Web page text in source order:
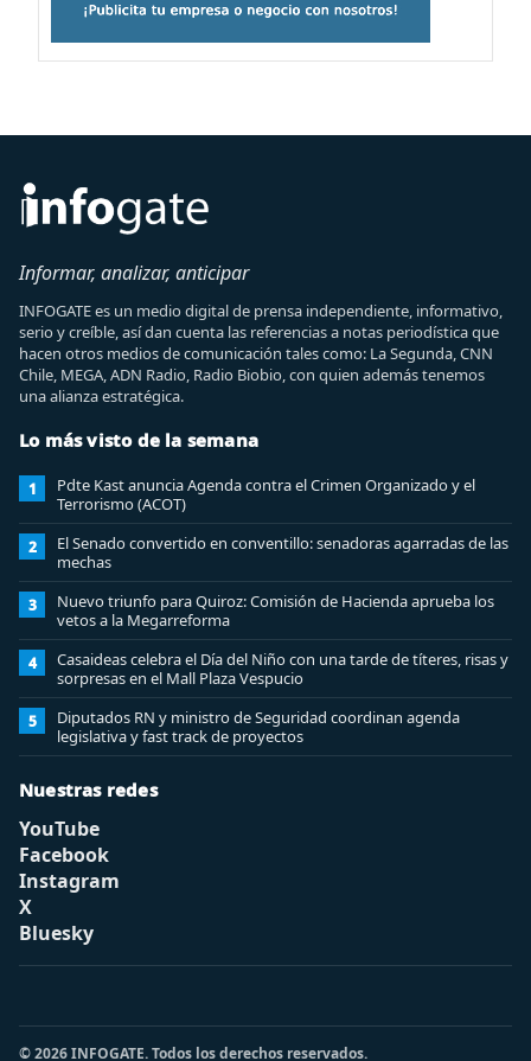
Informar, analizar, anticipar
INFOGATE es un medio digital de prensa independiente, informativo,
serio y creíble, así dan cuenta las referencias a notas periodística que
hacen otros medios de comunicación tales como: La Segunda, CNN
Chile, MEGA, ADN Radio, Radio Biobio, con quien además tenemos
una alianza estratégica.
Lo más visto de la semana
1
Pdte Kast anuncia Agenda contra el Crimen Organizado y el
Terrorismo (ACOT)
2
El Senado convertido en conventillo: senadoras agarradas de las
mechas
3
Nuevo triunfo para Quiroz: Comisión de Hacienda aprueba los
vetos a la Megarreforma
4
Casaideas celebra el Día del Niño con una tarde de títeres, risas y
sorpresas en el Mall Plaza Vespucio
5
Diputados RN y ministro de Seguridad coordinan agenda
legislativa y fast track de proyectos
Nuestras redes
YouTube
Facebook
Instagram
X
Bluesky
© 2026 INFOGATE. Todos los derechos reservados.